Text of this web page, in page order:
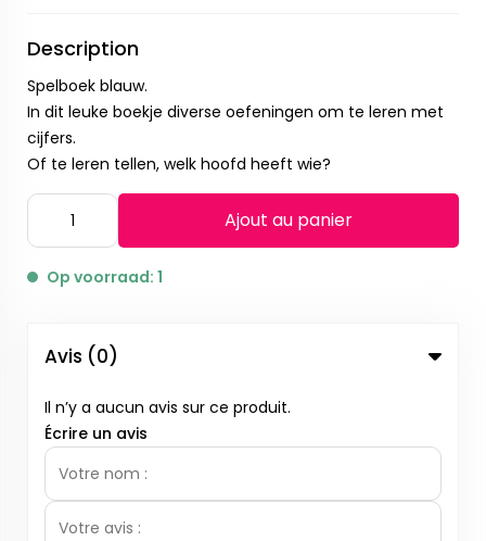
Description
Spelboek blauw.
In dit leuke boekje diverse oefeningen om te leren met
cijfers.
Of te leren tellen, welk hoofd heeft wie?
Ajout au panier
Op voorraad: 1
Avis (0)
Il n’y a aucun avis sur ce produit.
Écrire un avis